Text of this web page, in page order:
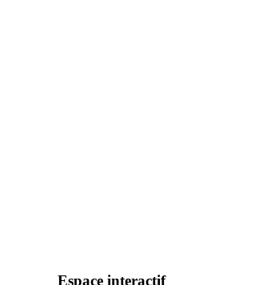
Espace interactif